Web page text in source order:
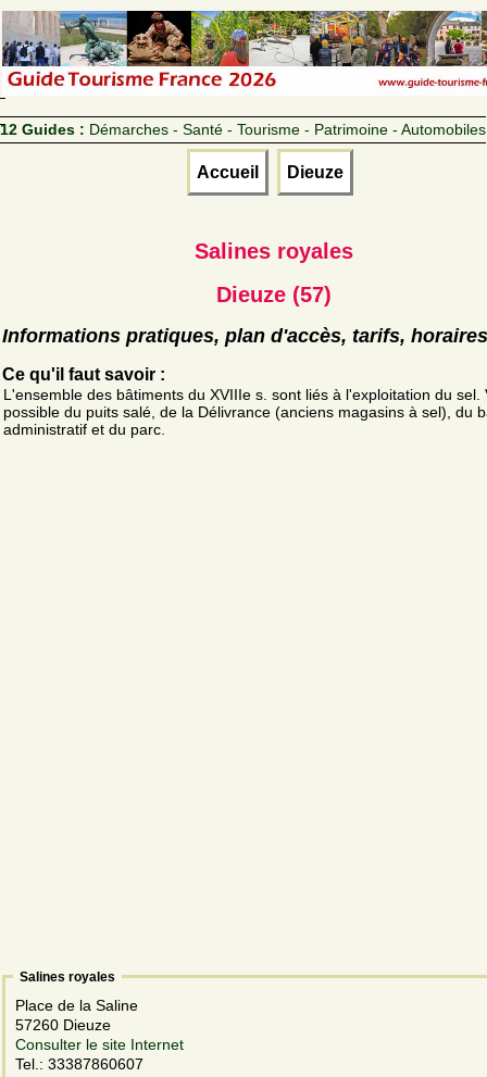
12 Guides : Démarches - Santé - Tourisme - Patrimoine - Automobiles
Accueil Dieuze
Salines royales
Dieuze (57)
Informations pratiques, plan d'accès, tarifs, horaires
Ce qu'il faut savoir :
L'ensemble des bâtiments du XVIIIe s. sont liés à l'exploitation du sel.
possible du puits salé, de la Délivrance (anciens magasins à sel), du
administratif et du parc.
Salines royales
Place de la Saline
57260 Dieuze
Consulter le site Internet
Tel.: 33387860607